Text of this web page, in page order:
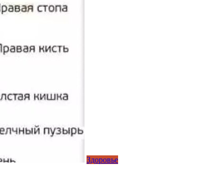
Здоровье